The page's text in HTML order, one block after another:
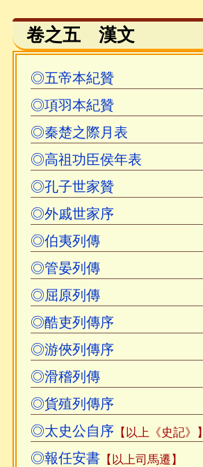
卷之五 漢文
◎五帝本紀贊
◎項羽本紀贊
◎秦楚之際月表
◎高祖功臣侯年表
◎孔子世家贊
◎外戚世家序
◎伯夷列傳
◎管晏列傳
◎屈原列傳
◎酷吏列傳序
◎游俠列傳序
◎滑稽列傳
◎貨殖列傳序
◎太史公自序 【以上《史記》】
◎報任安書【以上司馬遷】